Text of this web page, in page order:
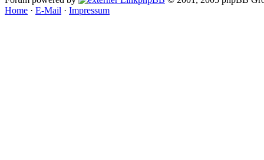
Home · E-Mail · Impressum